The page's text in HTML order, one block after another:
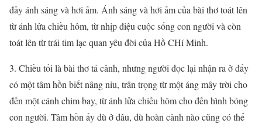
đầy ánh sáng và hơi ấm. Ánh sáng và hơi ấm của bài thơ toát lên
từ ánh lửa chiều hôm, từ nhịp điệu cuộc sống con người và còn
toát lên từ trái tim lạc quan yêu đời của Hồ CHí Minh.
3. Chiều tối là bài thơ tả cảnh, nhưng người đọc lại nhận ra ở đấy
có một tâm hồn biết nâng niu, trân trọng từ một áng mây trời cho
đến một cánh chim bay, từ ánh lửa chiều hôm cho đến hình bóng
con người. Tâm hồn ấy dù ở đâu, dù hoàn cảnh nào cũng có thể